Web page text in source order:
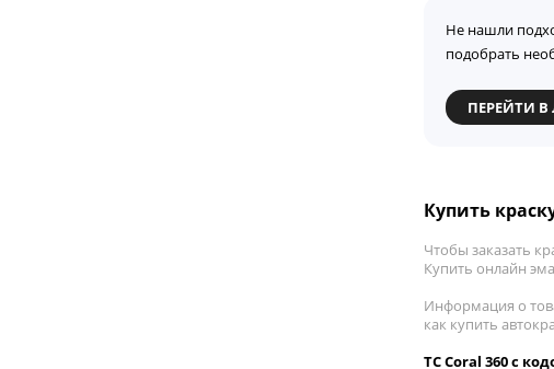
Не нашли
подобрать
ПЕРЕЙТИ
Купить
Чтобы заказать
Купить онлайн
Информация о
как купить
TC Coral 360 с